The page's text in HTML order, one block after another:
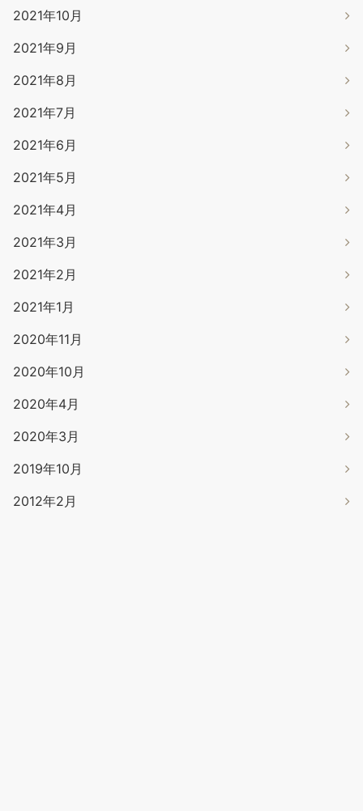
2021年10月
2021年9月
2021年8月
2021年7月
2021年6月
2021年5月
2021年4月
2021年3月
2021年2月
2021年1月
2020年11月
2020年10月
2020年4月
2020年3月
2019年10月
2012年2月